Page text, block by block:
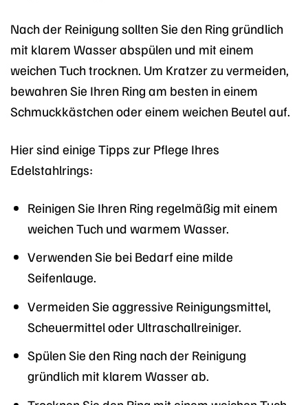
Nach der Reinigung sollten Sie den Ring gründlich
mit klarem Wasser abspülen und mit einem
weichen Tuch trocknen. Um Kratzer zu vermeiden,
bewahren Sie Ihren Ring am besten in einem
Schmuckkästchen oder einem weichen Beutel auf.
Hier sind einige Tipps zur Pflege Ihres
Edelstahlrings:
Reinigen Sie Ihren Ring regelmäßig mit einem
weichen Tuch und warmem Wasser.
Verwenden Sie bei Bedarf eine milde
Seifenlauge.
Vermeiden Sie aggressive Reinigungsmittel,
Scheuermittel oder Ultraschallreiniger.
Spülen Sie den Ring nach der Reinigung
gründlich mit klarem Wasser ab.